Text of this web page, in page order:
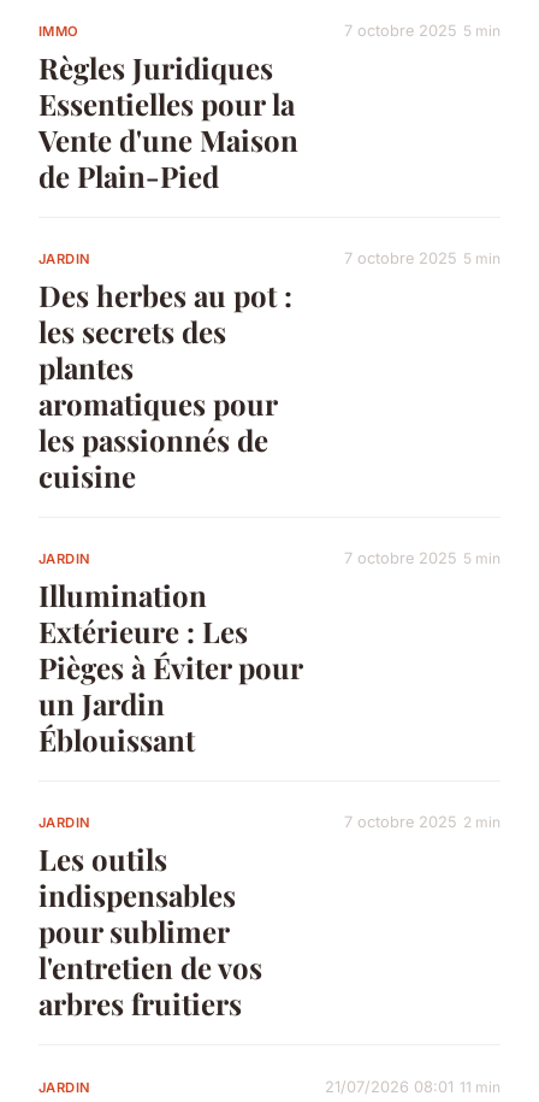
IMMO
Règles Juridiques
Essentielles pour la
Vente d'une Maison
de Plain-Pied
7 octobre 2025 5 min
JARDIN
Des herbes au pot :
les secrets des
plantes
aromatiques pour
les passionnés de
cuisine
7 octobre 2025 5 min
JARDIN
Illumination
Extérieure : Les
Pièges à Éviter pour
un Jardin
Éblouissant
7 octobre 2025 5 min
JARDIN
Les outils
indispensables
pour sublimer
l'entretien de vos
arbres fruitiers
7 octobre 2025 2 min
JARDIN 21/07/2026 08:01 11 min